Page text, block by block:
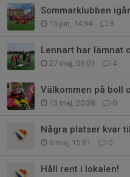
Sommarklubben
15 jun, 14:34 3
Lennart har lämnat
27 maj, 09:01 4
Välkommen på boll
13 maj, 20:38 0
6 maj, 15:31 0
Håll rent i lokalen!